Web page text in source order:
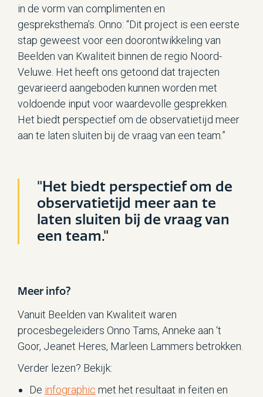
in de vorm van complimenten en
gespreksthema’s. Onno: “Dit project is een eerste
stap geweest voor een doorontwikkeling van
Beelden van Kwaliteit binnen de regio Noord-
Veluwe. Het heeft ons getoond dat trajecten
gevarieerd aangeboden kunnen worden met
voldoende input voor waardevolle gesprekken.
Het biedt perspectief om de observatietijd meer
aan te laten sluiten bij de vraag van een team.”
"Het biedt perspectief om de
observatietijd meer aan te
laten sluiten bij de vraag van
een team."
Meer info?
Vanuit Beelden van Kwaliteit waren
procesbegeleiders Onno Tams, Anneke aan ‘t
Goor, Jeanet Heres, Marleen Lammers betrokken.
Verder lezen? Bekijk:
De infographic met het resultaat in feiten en